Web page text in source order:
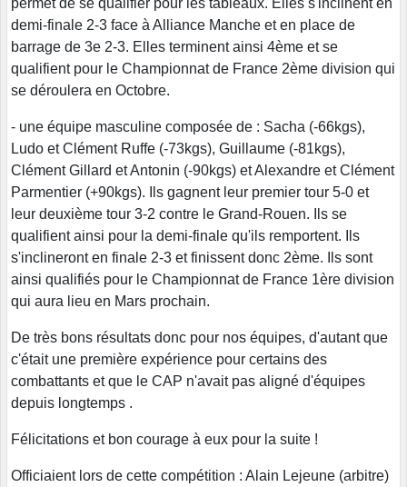
demi-finale 2-3 face à Alliance Manche et en place de
barrage de 3e 2-3. Elles terminent ainsi 4ème et se
qualifient pour le Championnat de France 2ème division qui
se déroulera en Octobre.
- une équipe masculine composée de : Sacha (-66kgs),
Ludo et Clément Ruffe (-73kgs), Guillaume (-81kgs),
Clément Gillard et Antonin (-90kgs) et Alexandre et Clément
Parmentier (+90kgs). Ils gagnent leur premier tour 5-0 et
leur deuxième tour 3-2 contre le Grand-Rouen. Ils se
qualifient ainsi pour la demi-finale qu'ils remportent. Ils
s'inclineront en finale 2-3 et finissent donc 2ème. Ils sont
ainsi qualifiés pour le Championnat de France 1ère division
qui aura lieu en Mars prochain.
De très bons résultats donc pour nos équipes, d'autant que
c'était une première expérience pour certains des
combattants et que le CAP n'avait pas aligné d'équipes
depuis longtemps .
Félicitations et bon courage à eux pour la suite !
Officiaient lors de cette compétition : Alain Lejeune (arbitre)